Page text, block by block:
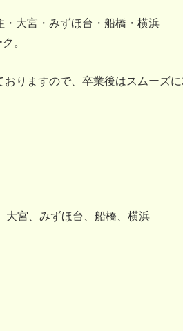
大宮・みずほ台・船橋・横浜
。
りますので、卒業後はスムーズ
大宮、みずほ台、船橋、横浜